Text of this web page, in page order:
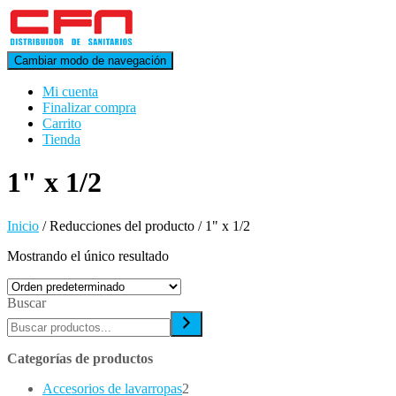
Cambiar modo de navegación
Mi cuenta
Finalizar compra
Carrito
Tienda
1" x 1/2
Inicio / Reducciones del producto / 1" x 1/2
Mostrando el único resultado
Buscar
Categorías de productos
Accesorios de lavarropas2